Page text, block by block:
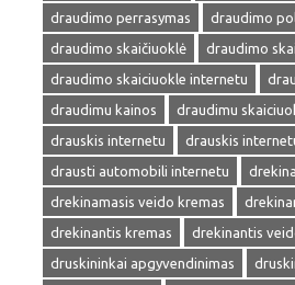
draudimo perrasymas
draudimo
draudimo skaičiuoklė
draudimo
draudimo skaiciuokle internetu
draudimu kainos
draudimu
drauskis internetu
drauskis
drausti automobili internetu
drekinamasis veido kremas
drekinantis kremas
drekinantis
druskininkai apgyvendinimas